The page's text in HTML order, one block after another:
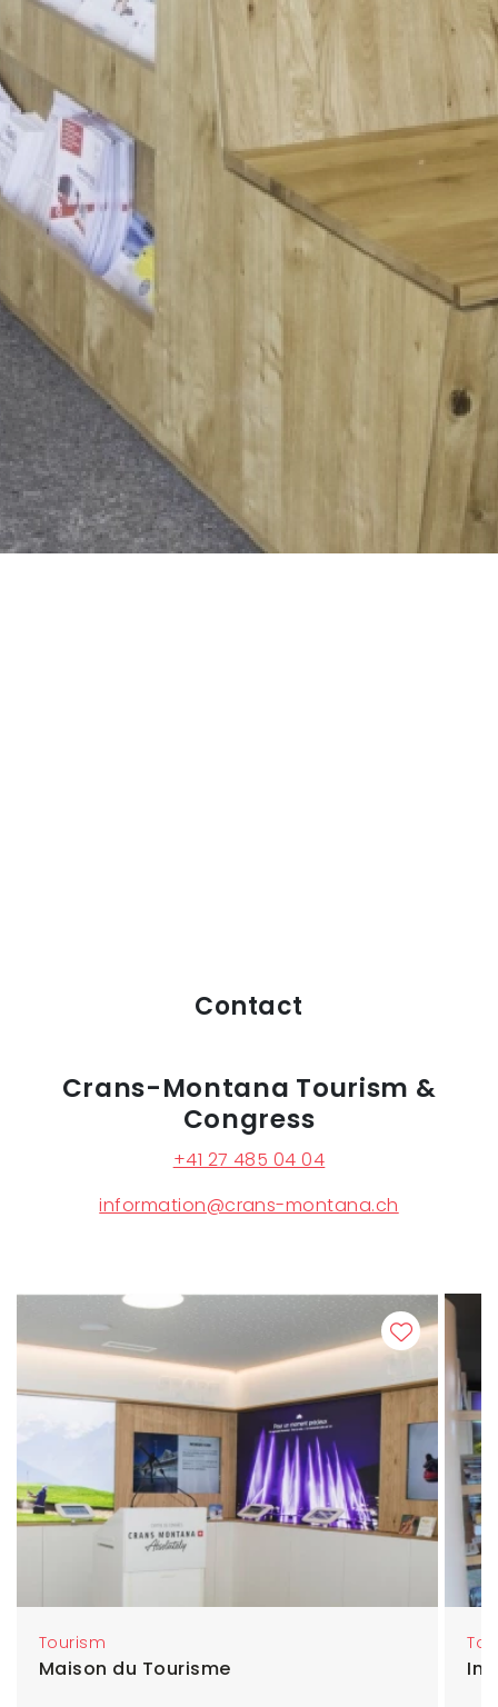
Contact
Crans-Montana Tourism &
Congress
+41 27 485 04 04
information@crans-montana.ch
Tourism
Maison du Tourisme